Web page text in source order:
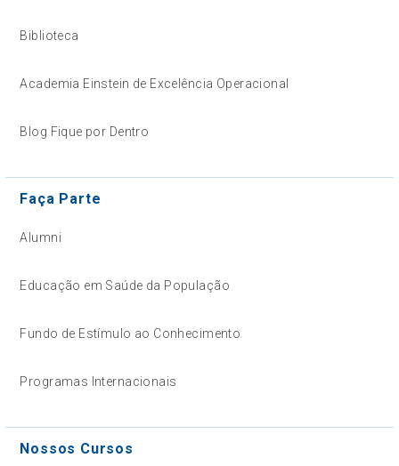
Biblioteca
Academia Einstein de Excelência Operacional
Blog Fique por Dentro
Faça Parte
Alumni
Educação em Saúde da População
Fundo de Estímulo ao Conhecimento
Programas Internacionais
Nossos Cursos